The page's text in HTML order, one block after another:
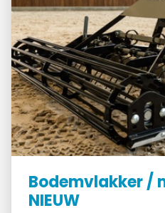
Bodemvlakker /
NIEUW